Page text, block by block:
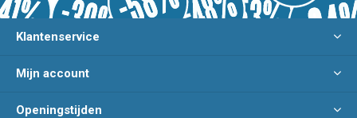
Klantenservice
Mijn account
Openingstijden